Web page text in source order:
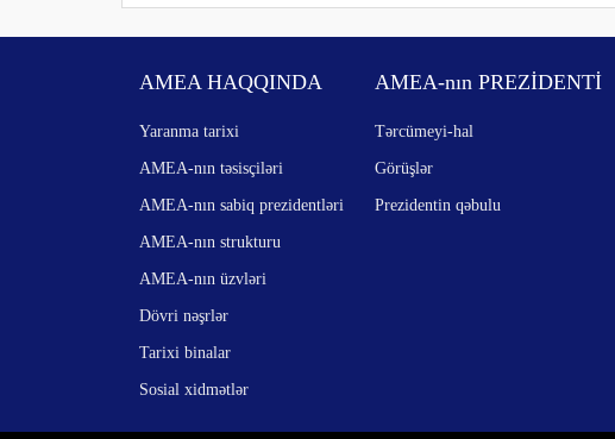
AMEA HAQQINDA
Yaranma tarixi
AMEA-nın təsisçiləri
AMEA-nın sabiq prezidentləri
AMEA-nın strukturu
AMEA-nın üzvləri
Dövri nəşrlər
Tarixi binalar
Sosial xidmətlər
AMEA-nın PREZİDENTİ
Tərcümeyi-hal
Görüşlər
Prezidentin qəbulu